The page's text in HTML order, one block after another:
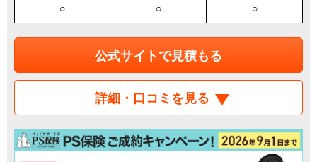
○ ○ ○
公式サイトで見積もる
詳細・口コミを見る